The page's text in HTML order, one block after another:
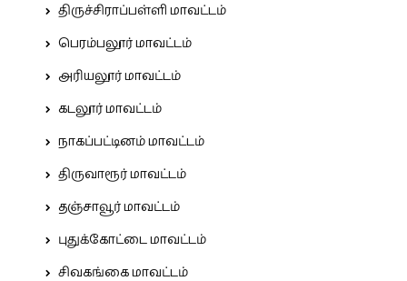
திருச்சிராப்பள்ளி மாவட்டம்
பெரம்பலூர் மாவட்டம்
அரியலூர் மாவட்டம்
கடலூர் மாவட்டம்
நாகப்பட்டினம் மாவட்டம்
திருவாரூர் மாவட்டம்
தஞ்சாவூர் மாவட்டம்
புதுக்கோட்டை மாவட்டம்
சிவகங்கை மாவட்டம்